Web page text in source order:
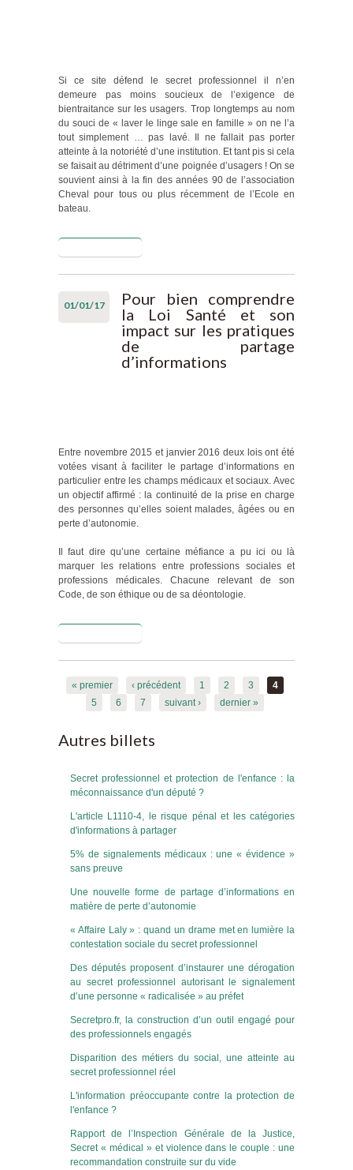
Si ce site défend le secret professionnel il n’en
demeure pas moins soucieux de l’exigence de
bientraitance sur les usagers. Trop longtemps au nom
du souci de « laver le linge sale en famille » on ne l’a
tout simplement … pas lavé. Il ne fallait pas porter
atteinte à la notoriété d’une institution. Et tant pis si cela
se faisait au détriment d’une poignée d’usagers ! On se
souvient ainsi à la fin des années 90 de l’association
Cheval pour tous ou plus récemment de l’Ecole en
bateau.
sociaux et
médicosociaux
et levée du
secret : derniers
développements
01/01/17
Pour bien comprendre
la Loi Santé et son
impact sur les pratiques
de partage
d’informations
Entre novembre 2015 et janvier 2016 deux lois ont été
votées visant à faciliter le partage d’informations en
particulier entre les champs médicaux et sociaux. Avec
un objectif affirmé : la continuité de la prise en charge
des personnes qu’elles soient malades, âgées ou en
perte d’autonomie.
Il faut dire qu’une certaine méfiance a pu ici ou là
marquer les relations entre professions sociales et
professions médicales. Chacune relevant de son
Code, de son éthique ou de sa déontologie.
et son impact
sur les
d’informations
Pages
« premier ‹ précédent 1 2 3
4
5
6 7 suivant › dernier »
Autres billets
Secret professionnel et protection de l'enfance : la
méconnaissance d'un député ?
L'article L1110-4, le risque pénal et les catégories
d'informations à partager
5% de signalements médicaux : une « évidence »
sans preuve
Une nouvelle forme de partage d’informations en
matière de perte d’autonomie
« Affaire Laly » : quand un drame met en lumière la
contestation sociale du secret professionnel
Des députés proposent d’instaurer une dérogation
au secret professionnel autorisant le signalement
d’une personne « radicalisée » au préfet
Secretpro.fr, la construction d’un outil engagé pour
des professionnels engagés
Disparition des métiers du social, une atteinte au
secret professionnel réel
L'information préoccupante contre la protection de
l'enfance ?
Rapport de l’Inspection Générale de la Justice,
Secret « médical » et violence dans le couple : une
recommandation construite sur du vide